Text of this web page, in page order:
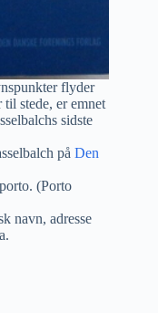
flyder
stede, er emnet
sidste
på Den
(Porto
navn, adresse